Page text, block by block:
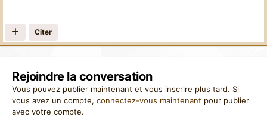
Citer
Rejoindre la conversation
Vous pouvez publier maintenant et vous inscrire plus tard. Si
vous avez un compte, connectez-vous maintenant pour publier
avec votre compte.